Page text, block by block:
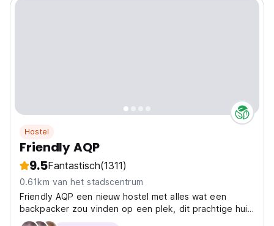
Hostel
Friendly AQP
9.5Fantastisch(1311)
0.61km van het stadscentrum
Friendly AQP een nieuw hostel met alles wat een
backpacker zou vinden op een plek, dit prachtige huis
een prachtig hostel waar we zeker een van de beste